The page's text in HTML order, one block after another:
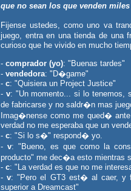
que no sean los que venden
Fijense ustedes, como uno va
juego, entra en una tienda de
curioso que he vivido en mucho
- comprador (yo): "Buenas tardes"
- vendedora: "D�game"
- c: "Quisiera un Project Justice"
- v: "Un momento... si lo tenemos,
de fabricarse y no saldr�n mas
Imag�nense como me qued�
verdad no me esperaba que un
- c: "Si lo s�" respond� yo.
-v: "Bueno, es que como la
producto" me dec�a esto mientras
- c: "La verdad es que no me
-v: "Pero el GT3 est� al caer, y
superior a Dreamcast"